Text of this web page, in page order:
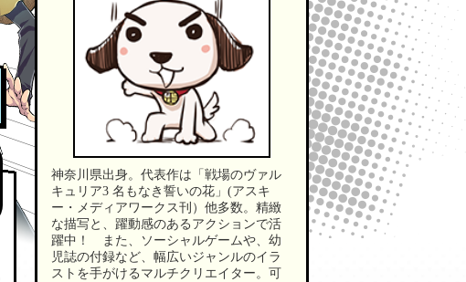
神奈川県出身。代表作は「戦場のヴァル
キュリア3 名もなき誓いの花」(アスキ
ー・メディアワークス刊）他多数。精緻
な描写と、躍動感のあるアクションで活
躍中！ また、ソーシャルゲームや、幼
児誌の付録など、幅広いジャンルのイラ
ストを手がけるマルチクリエイター。可